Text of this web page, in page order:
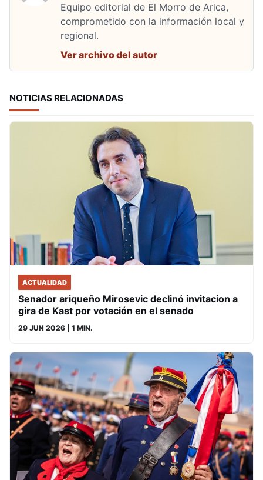
Equipo editorial de El Morro de Arica,
comprometido con la información local y
regional.
Ver archivo del autor
NOTICIAS RELACIONADAS
ACTUALIDAD
Senador ariqueño Mirosevic declinó invitacion a
gira de Kast por votación en el senado
29 JUN 2026 | 1 MIN.